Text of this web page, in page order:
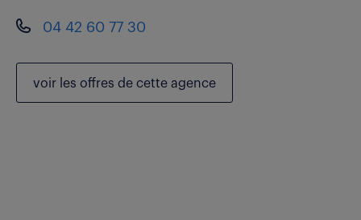
04 42 60 77 30
voir les offres de cette agence